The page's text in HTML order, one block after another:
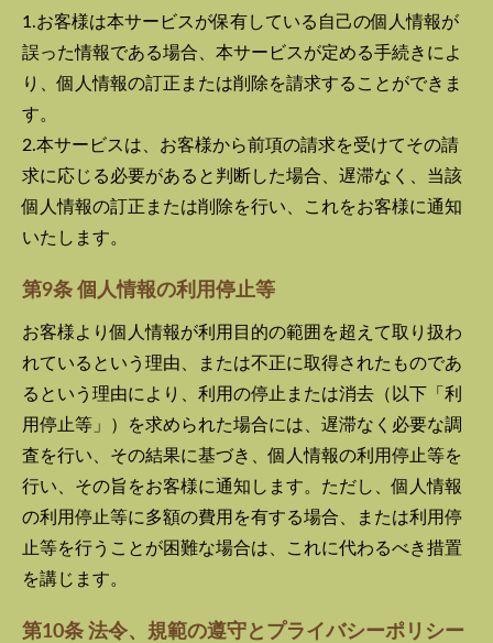
1.お客様は本サービスが保有している自己の個人情報が
誤った情報である場合、本サービスが定める手続きによ
り、個人情報の訂正または削除を請求することができま
す。
2.本サービスは、お客様から前項の請求を受けてその請
求に応じる必要があると判断した場合、遅滞なく、当該
個人情報の訂正または削除を行い、これをお客様に通知
いたします。
第9条 個人情報の利用停止等
お客様より個人情報が利用目的の範囲を超えて取り扱わ
れているという理由、または不正に取得されたものであ
るという理由により、利用の停止または消去（以下「利
用停止等」）を求められた場合には、遅滞なく必要な調
査を行い、その結果に基づき、個人情報の利用停止等を
行い、その旨をお客様に通知します。ただし、個人情報
の利用停止等に多額の費用を有する場合、または利用停
止等を行うことが困難な場合は、これに代わるべき措置
を講じます。
第10条 法令、規範の遵守とプライバシーポリシー